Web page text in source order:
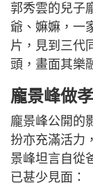
郭秀雲的兒子
爺、嫲嫲，一
片，見到三代
頭，畫面其樂
龐景峰做
龐景峰公開的
扮亦充滿活力
景峰坦言自從
已甚少見面：